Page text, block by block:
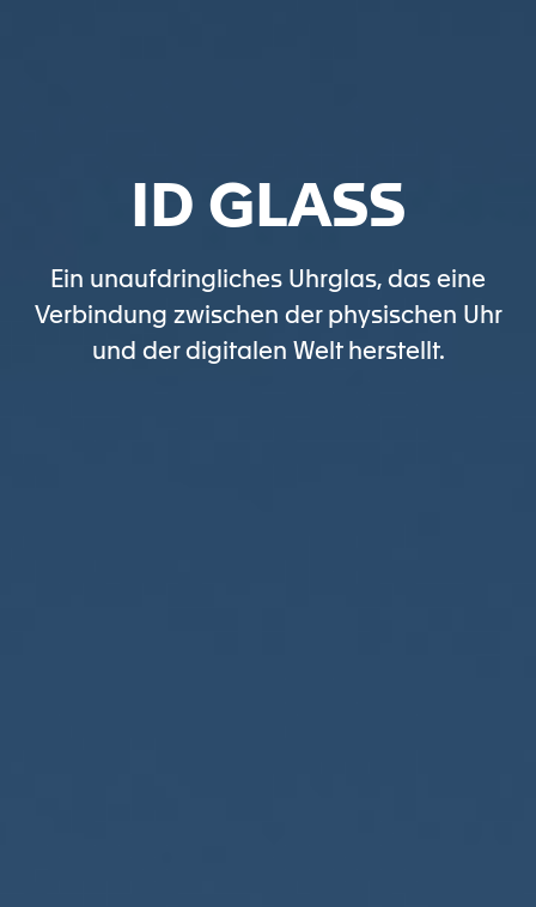
ID GLASS
Ein unaufdringliches Uhrglas, das eine
Verbindung zwischen der physischen Uhr
und der digitalen Welt herstellt.